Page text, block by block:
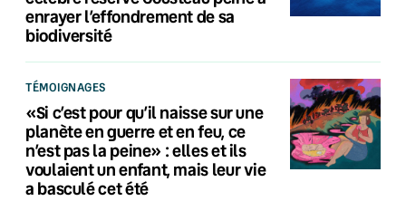
enrayer l’effondrement de sa
biodiversité
TÉMOIGNAGES
«Si c’est pour qu’il naisse sur une
planète en guerre et en feu, ce
n’est pas la peine» : elles et ils
voulaient un enfant, mais leur vie
a basculé cet été